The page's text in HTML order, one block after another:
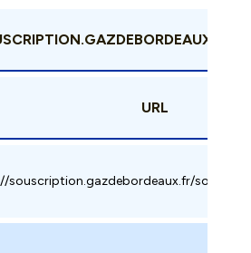
URL
souscription.gazdebordeaux.fr/